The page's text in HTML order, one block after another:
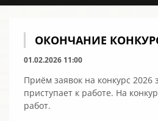
ОКОНЧАНИЕ
01.02.2026 11:00
Приём заявок на конкурс
приступает к работе. На
работ.